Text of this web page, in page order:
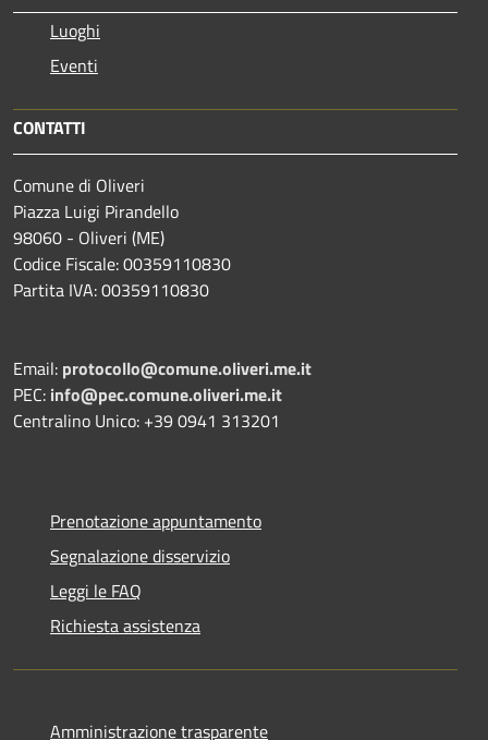
Luoghi
Eventi
CONTATTI
Comune di Oliveri
Piazza Luigi Pirandello
98060 - Oliveri (ME)
Codice Fiscale: 00359110830
Partita IVA: 00359110830
Email: protocollo@comune.oliveri.me.it
PEC: info@pec.comune.oliveri.me.it
Centralino Unico: +39 0941 313201
Prenotazione appuntamento
Segnalazione disservizio
Leggi le FAQ
Richiesta assistenza
Amministrazione trasparente